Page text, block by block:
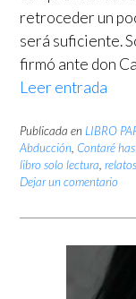
retroceder un
será suficiente.
firmó ante don
Leer entrada
Publicada en LIBRO
Abducción Contaré
libro solo lectura
Dejar un comentario